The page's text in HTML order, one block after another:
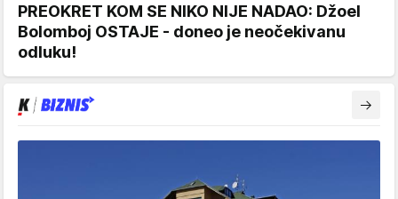
PREOKRET KOM SE NIKO NIJE NADAO: Džoel
Bolomboj OSTAJE - doneo je neočekivanu
odluku!